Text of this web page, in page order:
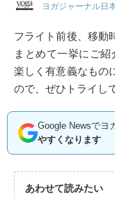
ヨガジャーナル日
フライト前後、移動
まとめて一挙にご
楽しく有意義なもの
ので、ぜひトライし
Google Newsでヨ
やすくなります
あわせて読みたい